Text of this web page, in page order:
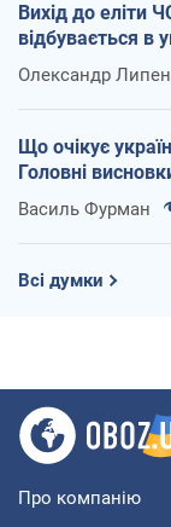
Вихід до еліти
відбувається в
Олександр
Що очікує
Головні
Василь Фурман
Всі думки
Про компанію